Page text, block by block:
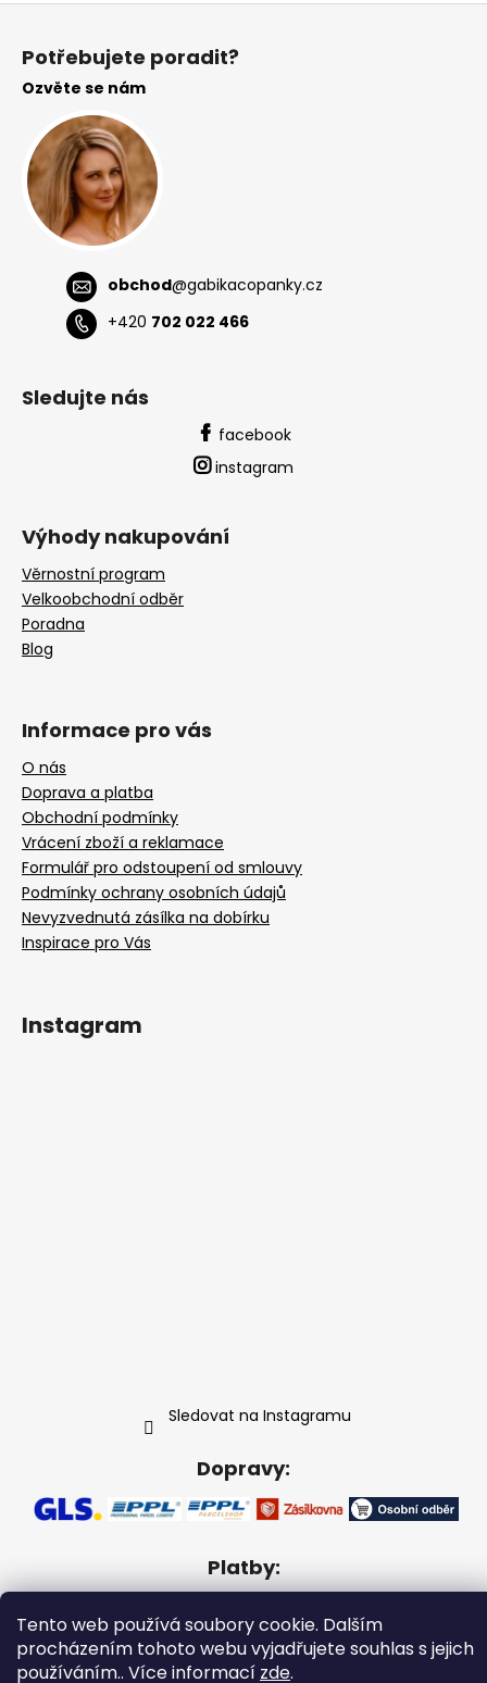
Tento web používá soubory cookie. Dalším
procházením tohoto webu vyjadřujete souhlas s jejich
používáním.. Více informací zde.
Potřebujete poradit?
Ozvěte se nám
obchod@gabikacopanky.cz
+420 702 022 466
Sledujte nás
facebook
instagram
Výhody nakupování
Věrnostní program
Velkoobchodní odběr
Poradna
Blog
Informace pro vás
O nás
Doprava a platba
Obchodní podmínky
Vrácení zboží a reklamace
Formulář pro odstoupení od smlouvy
Podmínky ochrany osobních údajů
Nevyzvednutá zásílka na dobírku
Inspirace pro Vás
Instagram
Sledovat na Instagramu
Dopravy:
Platby:
Vytvořil Shoptet